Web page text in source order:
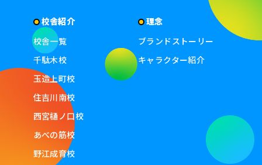
校舎紹介
校舎一覧
千駄木校
玉造上町校
住吉川南校
西宮樋ノ口校
あべの筋校
野江成育校
理念
ブランドストーリー
キャラクター紹介